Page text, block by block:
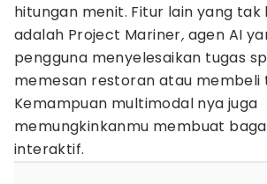
hitungan menit. Fitur lain yang
adalah Project Mariner, agen AI
pengguna menyelesaikan tugas
memesan restoran atau membeli
Kemampuan multimodal nya juga
memungkinkanmu membuat
interaktif.